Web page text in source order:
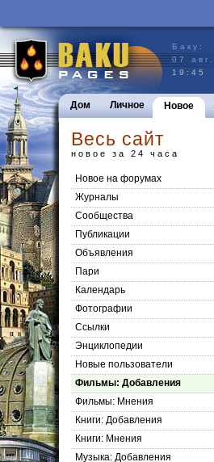
Баку:
07 авг.
19:45
Дом Личное Новое
Весь сайт
новое за 24 часа
Новое на форумах
Журналы
Сообщества
Публикации
Объявления
Пари
Календарь
Фотографии
Ссылки
Энциклопедии
Новые пользователи
Фильмы: Добавления
Фильмы: Мнения
Книги: Добавления
Книги: Мнения
Музыка: Добавления